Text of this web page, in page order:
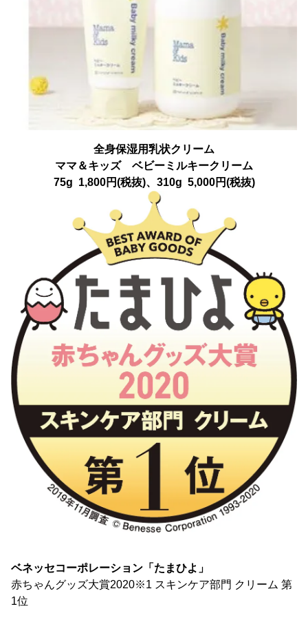
全身保湿用乳状クリーム
ママ＆キッズ ベビーミルキークリーム
75g 1,800円(税抜)、310g 5,000円(税抜)
ベネッセコーポレーション「たまひよ」
赤ちゃんグッズ大賞2020※1 スキンケア部門 クリーム 第
1位